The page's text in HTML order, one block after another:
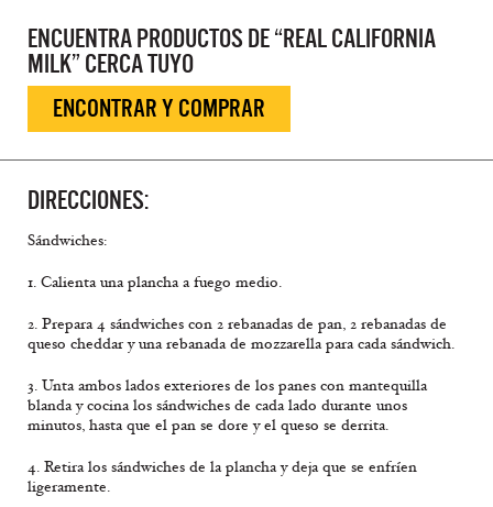
ENCUENTRA PRODUCTOS DE “REAL CALIFORNIA
MILK” CERCA TUYO
ENCONTRAR Y COMPRAR
DIRECCIONES:
Sándwiches:
1. Calienta una plancha a fuego medio.
2. Prepara 4 sándwiches con 2 rebanadas de pan, 2 rebanadas de
queso cheddar y una rebanada de mozzarella para cada sándwich.
3. Unta ambos lados exteriores de los panes con mantequilla
blanda y cocina los sándwiches de cada lado durante unos
minutos, hasta que el pan se dore y el queso se derrita.
4. Retira los sándwiches de la plancha y deja que se enfríen
ligeramente.